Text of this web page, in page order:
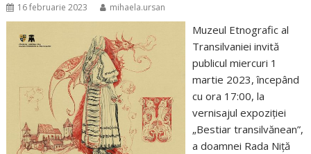
16 februarie 2023 mihaela.ursan
Muzeul Etnografic al
Transilvaniei invită
publicul miercuri 1
martie 2023, începând
cu ora 17:00, la
vernisajul expoziției
„Bestiar transilvănean”,
a doamnei Rada Niță